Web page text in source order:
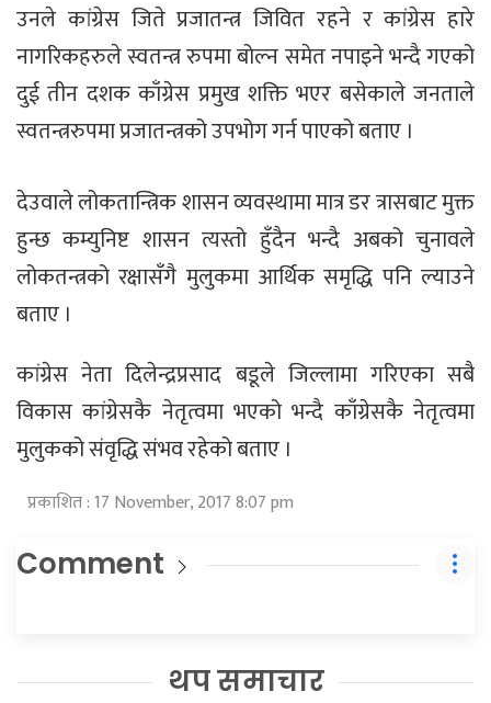
उनले कांग्रेस जिते प्रजातन्त्र जिवित रहने र कांग्रेस हारे
नागरिकहरुले स्वतन्त्र रुपमा बोल्न समेत नपाइने भन्दै गएको
दुई तीन दशक काँग्रेस प्रमुख शक्ति भएर बसेकाले जनताले
स्वतन्त्ररुपमा प्रजातन्त्रको उपभोग गर्न पाएको बताए ।
देउवाले लोकतान्त्रिक शासन व्यवस्थामा मात्र डर त्रासबाट मुक्त
हुन्छ कम्युनिष्ट शासन त्यस्तो हुँदैन भन्दै अबको चुनावले
लोकतन्त्रको रक्षासँगै मुलुकमा आर्थिक समृद्धि पनि ल्याउने
बताए ।
कांग्रेस नेता दिलेन्द्रप्रसाद बडूले जिल्लामा गरिएका सबै
विकास कांग्रेसकै नेतृत्वमा भएको भन्दै काँग्रेसकै नेतृत्वमा
मुलुकको संवृद्धि संभव रहेको बताए ।
प्रकाशित : 17 November, 2017 8:07 pm
Comment
थप समाचार